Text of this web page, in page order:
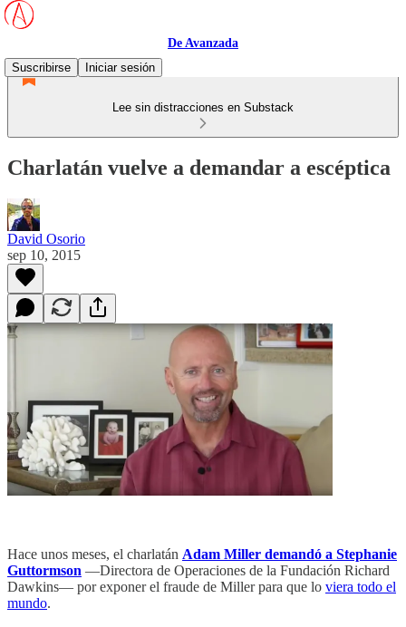
De Avanzada
Suscribirse
Iniciar sesión
Lee sin distracciones en Substack
Charlatán vuelve a demandar a escéptica
David Osorio
sep 10, 2015
Hace unos meses, el charlatán Adam Miller demandó a Stephanie
Guttormson —Directora de Operaciones de la Fundación Richard
Dawkins— por exponer el fraude de Miller para que lo viera todo el
mundo.